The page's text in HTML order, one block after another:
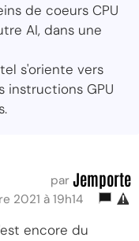
de coeurs CPU
AI, dans une
s'oriente vers
instructions GPU
par Jemporte
2021 à 19h14
encore du